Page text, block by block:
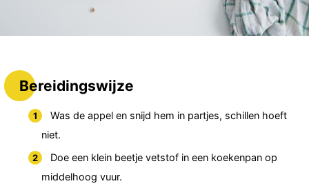
Bereidingswijze
Was de appel en snijd hem in partjes, schillen hoeft
niet.
Doe een klein beetje vetstof in een koekenpan op
middelhoog vuur.